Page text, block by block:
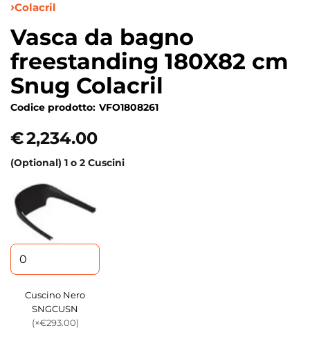
Colacril
Vasca da bagno
freestanding 180X82 cm
Snug Colacril
Codice prodotto: VFO1808261
€2,234.00
(Optional) 1 o 2 Cuscini
Cuscino Nero
SNGCUSN
(×€293.00)